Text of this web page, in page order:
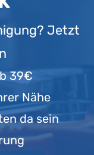
Jetzt
39€
Nähe
da sein